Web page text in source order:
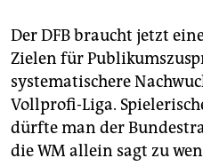
Der DFB braucht jetzt
Zielen für
systematischere
Vollprofi-Liga.
dürfte man der
die WM allein sagt zu